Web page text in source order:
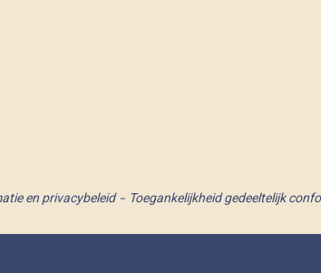
en privacybeleid Toegankelijkheid gedeeltelijk